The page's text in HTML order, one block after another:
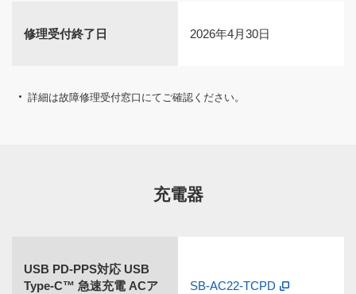
修理受付終了日 2026年4月30日
詳細は故障修理受付窓口にてご確認ください。
充電器
USB PD-PPS対応 USB
Type-C™ 急速充電 ACア
SB-AC22-TCPD